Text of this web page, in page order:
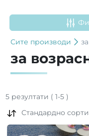
Сите производи
за
5 резултати ( 1-5)
Стандардно